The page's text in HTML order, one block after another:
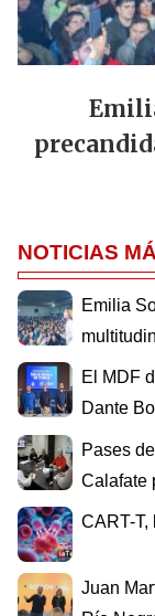
NOTICIAS
Emilia
El MDF
Dante
Pases
Calafate
CART-T,
Juan